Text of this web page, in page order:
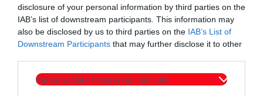
disclosure of your personal information by third parties on the
IAB’s list of downstream participants. This information may
also be disclosed by us to third parties on the IAB’s List of
Downstream Participants that may further disclose it to other
Personal Data Processing Opt Outs